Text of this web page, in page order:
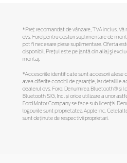
*Preţ recomandat de vânzare, TVA inclus.
dvs. Ford pentru costuri suplimentare de
pot fi necesare piese suplimentare. Oferta
disponibil. Preţul este pe jantă din aliaj şi
montaj.
*Accesoriile identificate sunt accesorii alese
avea diferite condiții de garanție, iar detaliile
dealerul dvs. Ford. Denumirea Bluetooth® și
Bluetooth SIG, Inc. și orice utilizare a unor
Ford Motor Company se face sub licență.
logourile sunt proprietatea Apple Inc.
sunt deținute de respectivii proprietari.